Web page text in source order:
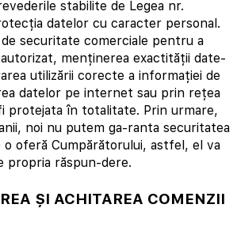
stabilite de Legea nr.
datelor cu caracter personal.
securitate comerciale pentru a
menținerea exactității date-
utilizării corecte a informației de
datelor pe internet sau prin rețea
protejata în totalitate. Prin urmare,
noi nu putem ga-ranta securitatea
oferă Cumpărătorului, astfel, el va
propria răspun-dere.
ȘI ACHITAREA COMENZII